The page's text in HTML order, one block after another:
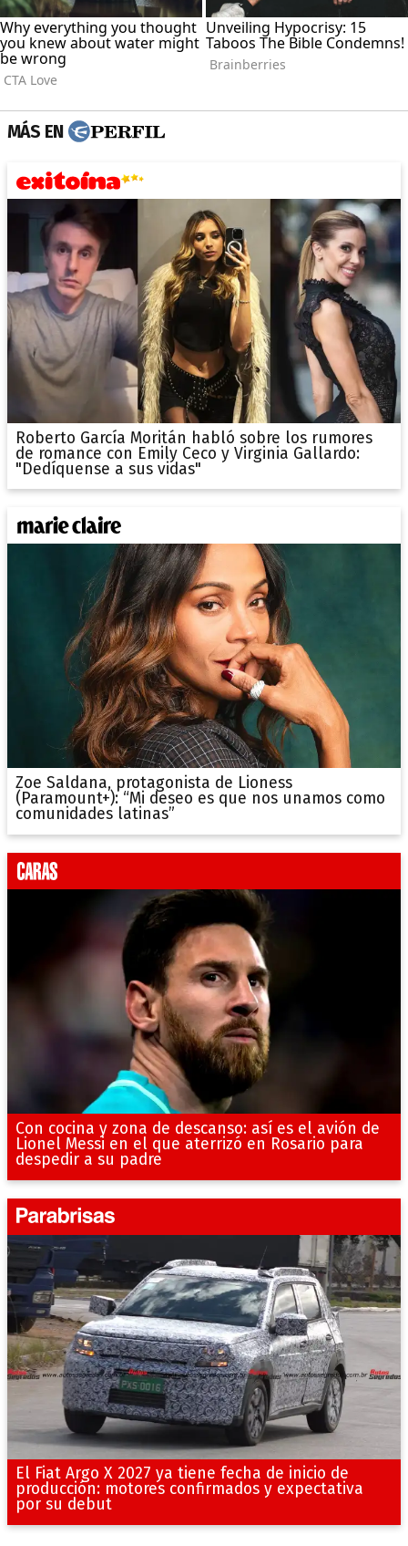
MÁS EN
Roberto García Moritán habló sobre los rumores
de romance con Emily Ceco y Virginia Gallardo:
"Dedíquense a sus vidas"
Zoe Saldana, protagonista de Lioness
(Paramount+): “Mi deseo es que nos unamos como
comunidades latinas”
Con cocina y zona de descanso: así es el avión de
Lionel Messi en el que aterrizó en Rosario para
despedir a su padre
El Fiat Argo X 2027 ya tiene fecha de inicio de
producción: motores confirmados y expectativa
por su debut